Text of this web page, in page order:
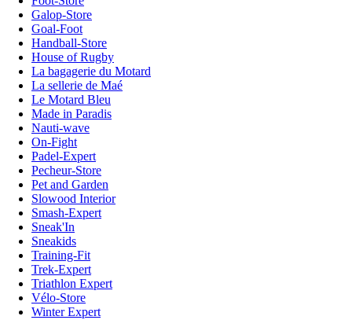
Galop-Store
Goal-Foot
Handball-Store
House of Rugby
La bagagerie du Motard
La sellerie de Maé
Le Motard Bleu
Made in Paradis
Nauti-wave
On-Fight
Padel-Expert
Pecheur-Store
Pet and Garden
Slowood Interior
Smash-Expert
Sneak'In
Sneakids
Training-Fit
Trek-Expert
Triathlon Expert
Vélo-Store
Winter Expert